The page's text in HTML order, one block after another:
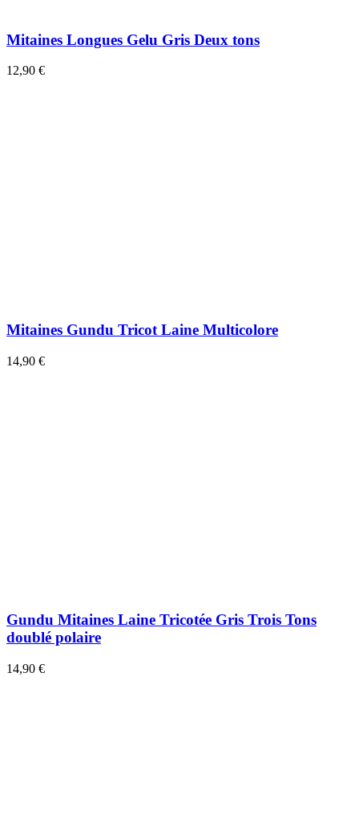
Mitaines Longues Gelu Gris Deux tons
12,90 €
Mitaines Gundu Tricot Laine Multicolore
14,90 €
Gundu Mitaines Laine Tricotée Gris Trois Tons
doublé polaire
14,90 €